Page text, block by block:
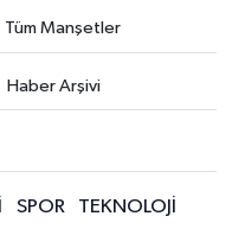
Tüm Manşetler
Haber Arşivi
SPOR
TEKNOLOJİ